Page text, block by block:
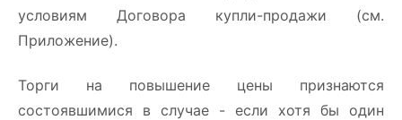
условиям Договора купли-продажи (см.
Приложение).
Торги на повышение цены признаются
состоявшимися в случае - если хотя бы один